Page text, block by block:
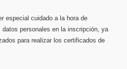
especial cuidado a la hora de
datos personales en la inscripción, ya
para realizar los certificados de